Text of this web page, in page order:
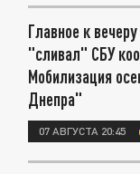
Главное к
"сливал" СБУ
Мобилизация
Днепра"
07 АВГУСТА 20:45